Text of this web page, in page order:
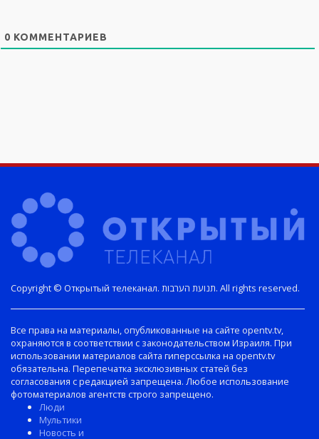
0 КОММЕНТАРИЕВ
Copyright © Открытый телеканал. תנועת הערבות. All rights reserved.
Все права на материалы, опубликованные на сайте opentv.tv,
охраняются в соответствии с законодательством Израиля. При
использовании материалов сайта гиперссылка на opentv.tv
обязательна. Перепечатка эксклюзивных статей без
согласования с редакцией запрещена. Любое использование
фотоматериалов агентств строго запрещено.
Люди
Мультики
Новость и